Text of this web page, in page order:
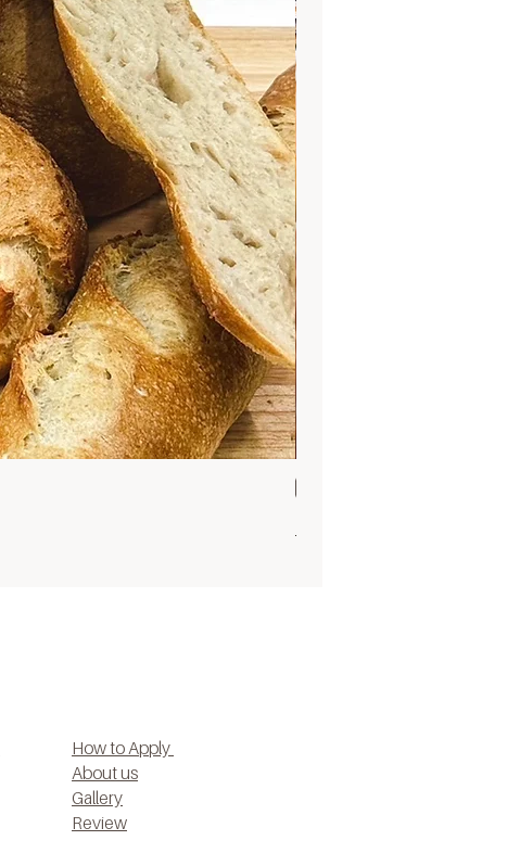
How to Apply
About us
Gallery
Review